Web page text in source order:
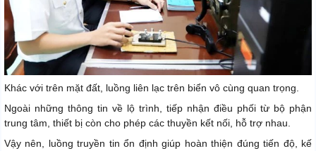
Khác với trên mặt đất, luồng liên lạc trên biển vô cùng quan trọng.
Ngoài những thông tin về lộ trình, tiếp nhận điều phối từ bộ phận
trung tâm, thiết bị còn cho phép các thuyền kết nối, hỗ trợ nhau.
Vậy nên, luồng truyền tin ổn định giúp hoàn thiện đúng tiến độ, kế